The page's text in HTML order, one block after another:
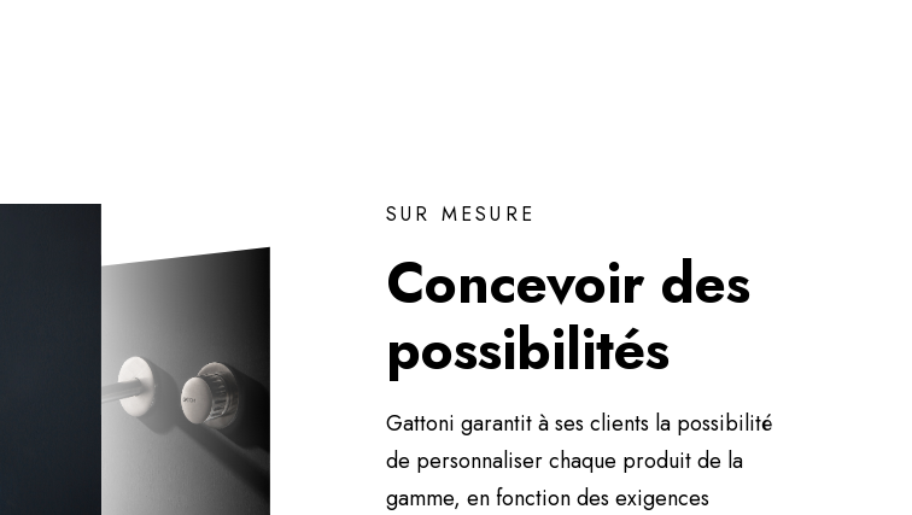
SUR MESURE
Concevoir des
possibilités
Gattoni garantit à ses clients la possibilité
de personnaliser chaque produit de la
gamme, en fonction des exigences